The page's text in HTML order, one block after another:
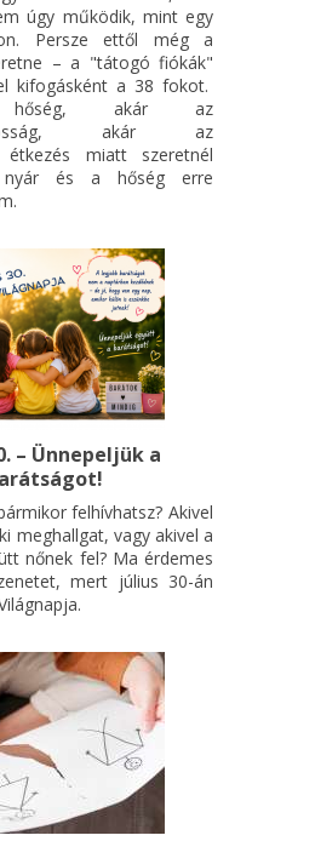
úgy működik, mint egy
Persze ettől még a
– a "tátogó fiókák"
kifogásként a 38 fokot.
akár az
akár az
étkezés miatt szeretnél
és a hőség erre
– Ünnepeljük a
felhívhatsz? Akivel
meghallgat, vagy akivel a
nőnek fel? Ma érdemes
mert július 30-án